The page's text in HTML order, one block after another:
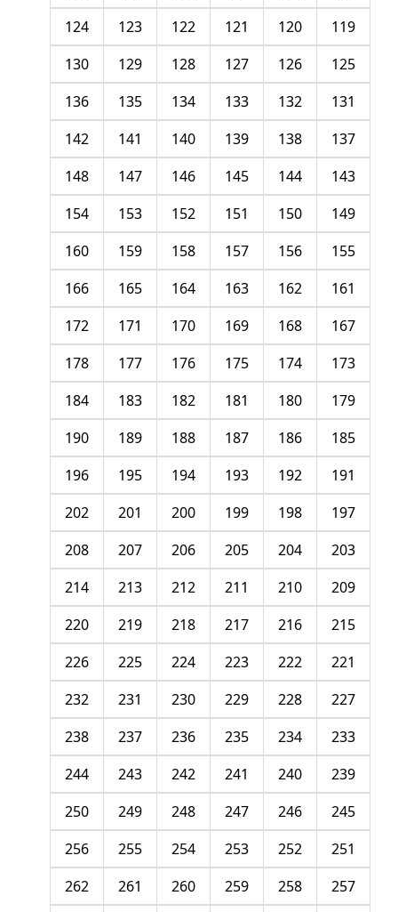
119
120
121
122
123
124
125
126
127
128
129
130
131
132
133
134
135
136
137
138
139
140
141
142
143
144
145
146
147
148
149
150
151
152
153
154
155
156
157
158
159
160
161
162
163
164
165
166
167
168
169
170
171
172
173
174
175
176
177
178
179
180
181
182
183
184
185
186
187
188
189
190
191
192
193
194
195
196
197
198
199
200
201
202
203
204
205
206
207
208
209
210
211
212
213
214
215
216
217
218
219
220
221
222
223
224
225
226
227
228
229
230
231
232
233
234
235
236
237
238
239
240
241
242
243
244
245
246
247
248
249
250
251
252
253
254
255
256
257
258
259
260
261
262